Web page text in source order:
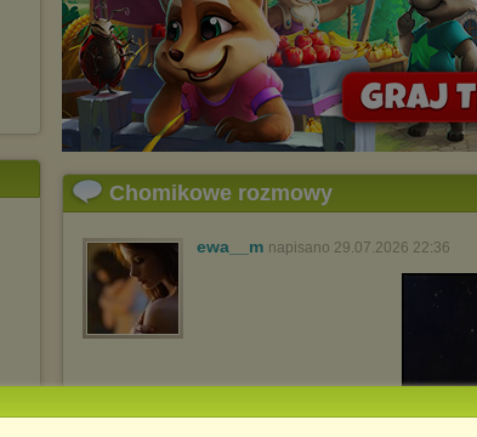
Chomikowe rozmowy
ewa__m napisano 29.07.2026 22:36